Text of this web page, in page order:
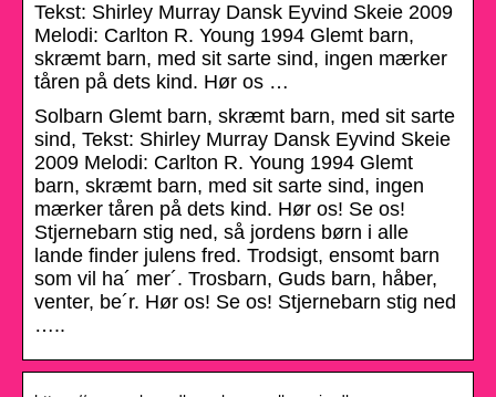
Tekst: Shirley Murray Dansk Eyvind Skeie 2009
Melodi: Carlton R. Young 1994 Glemt barn,
skræmt barn, med sit sarte sind, ingen mærker
tåren på dets kind. Hør os …
Solbarn Glemt barn, skræmt barn, med sit sarte
sind, Tekst: Shirley Murray Dansk Eyvind Skeie
2009 Melodi: Carlton R. Young 1994 Glemt
barn, skræmt barn, med sit sarte sind, ingen
mærker tåren på dets kind. Hør os! Se os!
Stjernebarn stig ned, så jordens børn i alle
lande finder julens fred. Trodsigt, ensomt barn
som vil ha´ mer´. Trosbarn, Guds barn, håber,
venter, be´r. Hør os! Se os! Stjernebarn stig ned
…..